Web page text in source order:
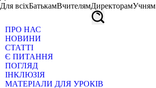
Для всіхБатькамВчителямДиректорамУчням
ПРО НАС
НОВИНИ
СТАТТІ
Є ПИТАННЯ
ПОГЛЯД
ІНКЛЮЗІЯ
МАТЕРІАЛИ ДЛЯ УРОКІВ